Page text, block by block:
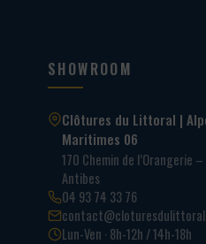
SHOWROOM
Clôtures du Littoral |
Maritimes 06
170 Chemin de l’Orangerie
Antibes
04 93 74 33 76
Lun-Ven · 8h-12h / 14h-18h